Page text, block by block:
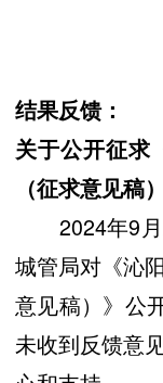
结果反馈：
关于公开征求
（征求意见稿
2024年9月
城管局对《沁
意见稿）》公
未收到反馈意